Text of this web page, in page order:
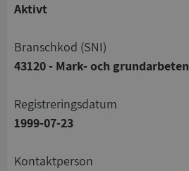
Aktivt
branschkod (SNI)
43120 - Mark- och grundarbeten
registreringsdatum
1999-07-23
Kontaktperson